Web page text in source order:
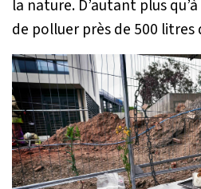
la nature. D’autant plus
de polluer près de 500 litres